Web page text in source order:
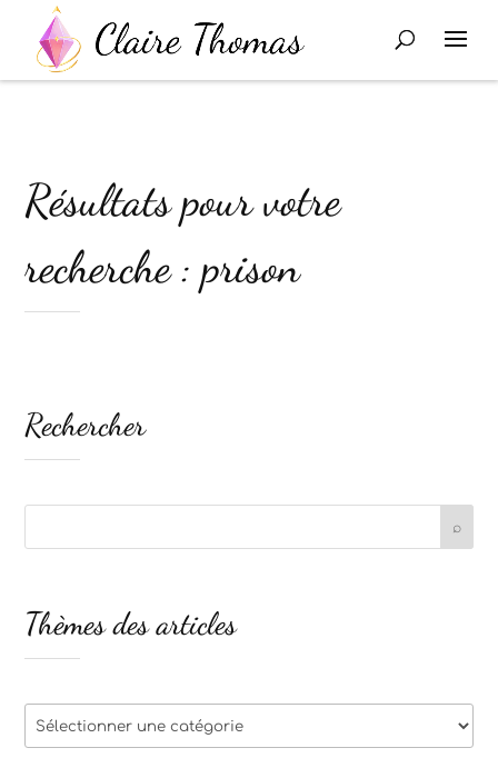
Résultats pour votre
recherche : prison
Rechercher
Thèmes des articles
Thèmes
des